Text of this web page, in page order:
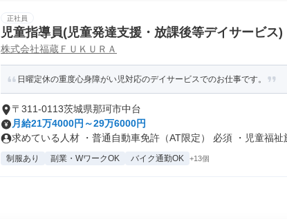
正社員
児童指導員(児童発達支援・放課後等デイサービス)
株式会社福蔵ＦＵＫＵＲＡ
日曜定休の重度心身障がい児対応のデイサービスでのお仕事です。
〒311-0113茨城県那珂市中台
月給21万4000円～29万6000円
求めている人材 ・普通自動車免許（AT限定） 必須 ・児童福祉
制服あり 副業・WワークOK バイク通勤OK +13個